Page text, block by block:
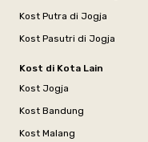
Kost Putra di Jogja
Kost Pasutri di Jogja
Kost di Kota Lain
Kost Jogja
Kost Bandung
Kost Malang